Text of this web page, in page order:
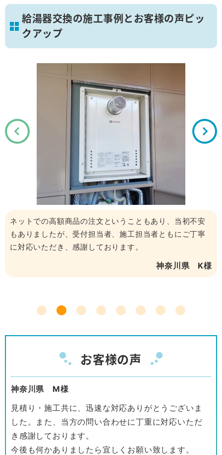
給湯器交換の施工事例とお客様の声ピッ
クアップ
ネットでの高額商品の注文ということもあり、当初不安
もありましたが、受付担当者、施工担当者ともにご丁寧
に対応いただき、感謝しております。
神奈川県 K様
お客様の声
神奈川県 M様
見積り・施工共に、迅速な対応ありがとうございま
した。また、当方の問い合わせに丁重に対応いただ
き感謝しております。
今後も何かありましたら宜しくお願い致します。